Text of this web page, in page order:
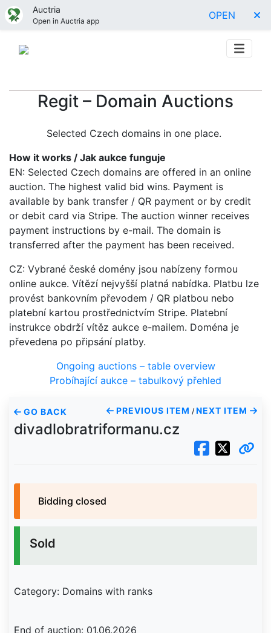
Auctria
Open in Auctria app OPEN
Regit – Domain Auctions
Selected Czech domains in one place.
How it works / Jak aukce funguje
EN: Selected Czech domains are offered in an online
auction. The highest valid bid wins. Payment is
available by bank transfer / QR payment or by credit
or debit card via Stripe. The auction winner receives
payment instructions by e-mail. The domain is
transferred after the payment has been received.
CZ: Vybrané české domény jsou nabízeny formou
online aukce. Vítězí nejvyšší platná nabídka. Platbu lze
provést bankovním převodem / QR platbou nebo
platební kartou prostřednictvím Stripe. Platební
instrukce obdrží vítěz aukce e-mailem. Doména je
převedena po připsání platby.
Ongoing auctions – table overview
Probíhající aukce – tabulkový přehled
GO BACK PREVIOUS ITEM / NEXT ITEM
divadlobratriformanu.cz
Bidding closed
Sold
Category: Domains with ranks
End of auction: 01.06.2026